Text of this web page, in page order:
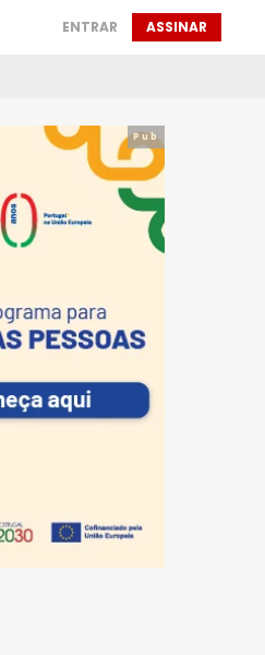
ENTRAR ASSINAR
Pub